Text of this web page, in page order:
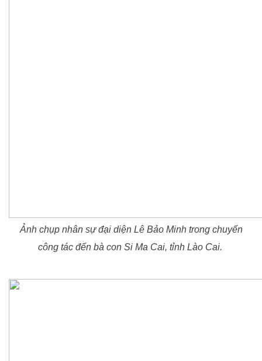
Ảnh chụp nhân sự đại diện Lê Bảo Minh trong chuyến
công tác đến bà con Si Ma Cai, tỉnh Lào Cai.